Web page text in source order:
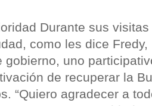
Durante sus
como les dice
gobierno, uno
de recuperar la
“Quiero agradecer a